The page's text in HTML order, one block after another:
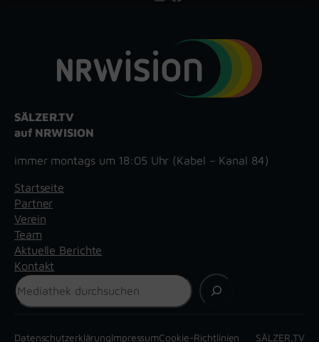
SÄLZER.TV
auf NRWISION
immer montags um 18:05 Uhr (Kabel – Kanal 84)
Startseite
Partner
Verein
Team
Aktuelle Berichte
Kontakt
Suchen
DatenschutzerklärungImpressumCookie-Richtlinien SÄLZER.TV